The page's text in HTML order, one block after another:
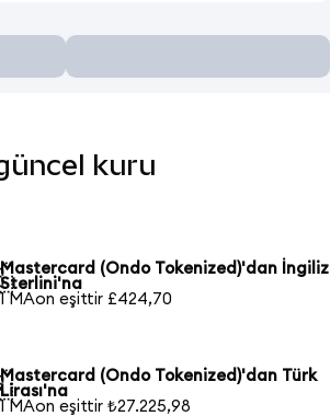
kuru
Mastercard (Ondo Tokenized)'dan İngiliz
Sterlini'na
1 MAon eşittir £424,70
Mastercard (Ondo Tokenized)'dan Türk
Lirası'na
1 MAon eşittir ₺27.225,98